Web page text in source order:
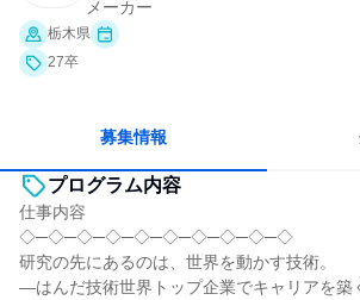
メーカー
栃木県
27卒
募集情報
プログラム内容
仕事内容
◇─◇─◇─◇─◇─◇─◇─◇─◇─◇
研究の先にあるのは、世界を動かす技術。
―はんだ技術世界トップ企業でキャリアを築